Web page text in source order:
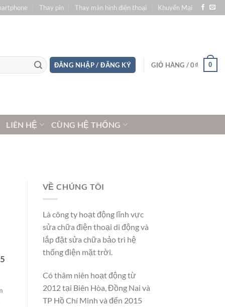
Thay pin Thay màn hình điện thoại Khuyến Mại
ĐĂNG NHẬP / ĐĂNG KÝ GIỎ HÀNG /0₫ 0
LIÊN HỆ CÙNG HỆ THỐNG
VỀ CHÚNG TÔI
Là công ty hoạt động lĩnh vực
sửa chữa điện thoại di động và
lắp đặt sửa chữa bảo trì hệ
thống điện mặt trời.
Có thâm niên hoạt động từ
2012 tại Biên Hòa, Đồng Nai và
TP Hồ Chí Minh và đến 2015